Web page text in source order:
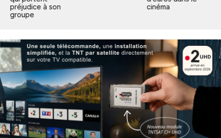
préjudice à son
groupe
cinéma